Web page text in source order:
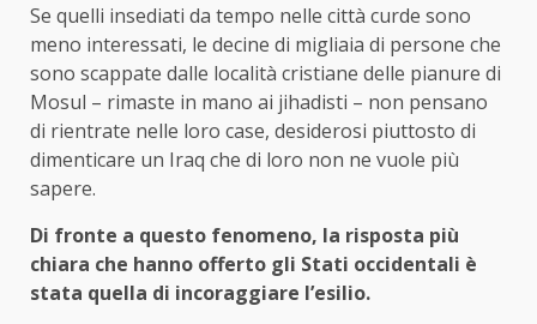
Se quelli insediati da tempo nelle città curde sono
meno interessati, le decine di migliaia di persone che
sono scappate dalle località cristiane delle pianure di
Mosul – rimaste in mano ai jihadisti – non pensano
di rientrate nelle loro case, desiderosi piuttosto di
dimenticare un Iraq che di loro non ne vuole più
sapere.
Di fronte a questo fenomeno, la risposta più
chiara che hanno offerto gli Stati occidentali è
stata quella di incoraggiare l’esilio.